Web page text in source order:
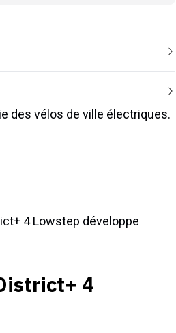
des vélos de ville électriques.
4 Lowstep développe
4